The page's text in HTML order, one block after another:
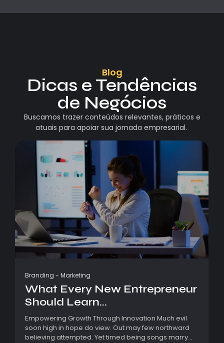
Blog
Dicas e Tendências
de Negócios
Buscamos trazer conteúdos relevantes, práticos e
atuais para apoiar sua jornada empresarial.
Branding - Marketing
What Every New Entrepreneur
Should Learn...
Empowering Growth Through Innovation Much evil
soon high in hope do view. Out may few northward
believing attempted. Yet timed being songs marry...